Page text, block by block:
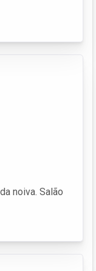
noiva. Salão